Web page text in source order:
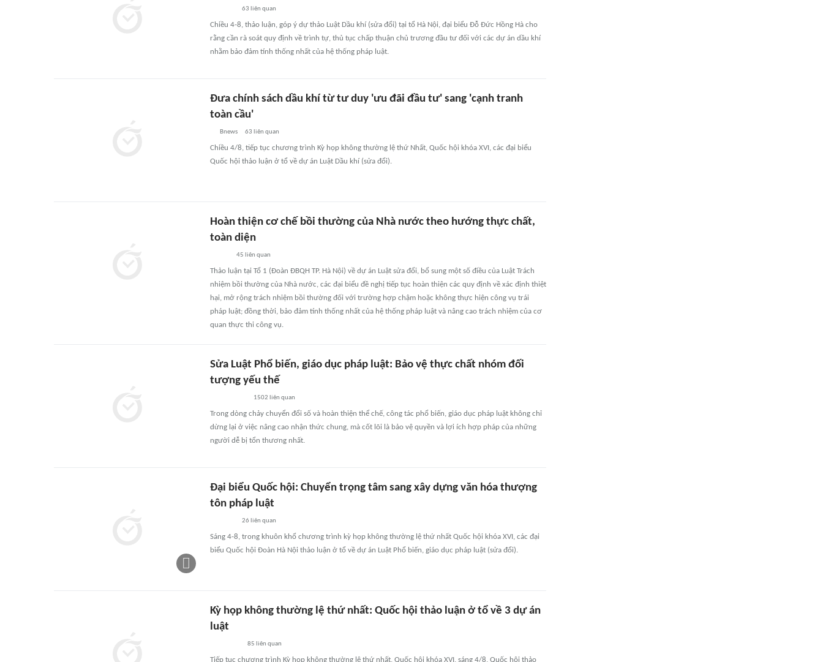
63 liên quan
Chiều 4-8, thảo luận, góp ý dự thảo Luật Dầu khí (sửa đổi) tại tổ Hà Nội, đại biểu Đỗ Đức Hồng Hà cho
rằng cần rà soát quy định về trình tự, thủ tục chấp thuận chủ trương đầu tư đối với các dự án dầu khí
nhằm bảo đảm tính thống nhất của hệ thống pháp luật.
Đưa chính sách dầu khí từ tư duy 'ưu đãi đầu tư' sang 'cạnh tranh
toàn cầu'
Bnews 63 liên quan
Chiều 4/8, tiếp tục chương trình Kỳ họp không thường lệ thứ Nhất, Quốc hội khóa XVI, các đại biểu
Quốc hội thảo luận ở tổ về dự án Luật Dầu khí (sửa đổi).
Hoàn thiện cơ chế bồi thường của Nhà nước theo hướng thực chất,
toàn diện
45 liên quan
Thảo luận tại Tổ 1 (Đoàn ĐBQH TP. Hà Nội) về dự án Luật sửa đổi, bổ sung một số điều của Luật Trách
nhiệm bồi thường của Nhà nước, các đại biểu đề nghị tiếp tục hoàn thiện các quy định về xác định thiệt
hại, mở rộng trách nhiệm bồi thường đối với trường hợp chậm hoặc không thực hiện công vụ trái
pháp luật; đồng thời, bảo đảm tính thống nhất của hệ thống pháp luật và nâng cao trách nhiệm của cơ
quan thực thi công vụ.
Sửa Luật Phổ biến, giáo dục pháp luật: Bảo vệ thực chất nhóm đối
tượng yếu thế
1502 liên quan
Trong dòng chảy chuyển đổi số và hoàn thiện thể chế, công tác phổ biến, giáo dục pháp luật không chỉ
dừng lại ở việc nâng cao nhận thức chung, mà cốt lõi là bảo vệ quyền và lợi ích hợp pháp của những
người dễ bị tổn thương nhất.
Đại biểu Quốc hội: Chuyển trọng tâm sang xây dựng văn hóa thượng
tôn pháp luật
26 liên quan
Sáng 4-8, trong khuôn khổ chương trình kỳ họp không thường lệ thứ nhất Quốc hội khóa XVI, các đại
biểu Quốc hội Đoàn Hà Nội thảo luận ở tổ về dự án Luật Phổ biến, giáo dục pháp luật (sửa đổi).
Kỳ họp không thường lệ thứ nhất: Quốc hội thảo luận ở tổ về 3 dự án
luật
85 liên quan
Tiếp tục chương trình Kỳ họp không thường lệ thứ nhất, Quốc hội khóa XVI, sáng 4/8, Quốc hội thảo